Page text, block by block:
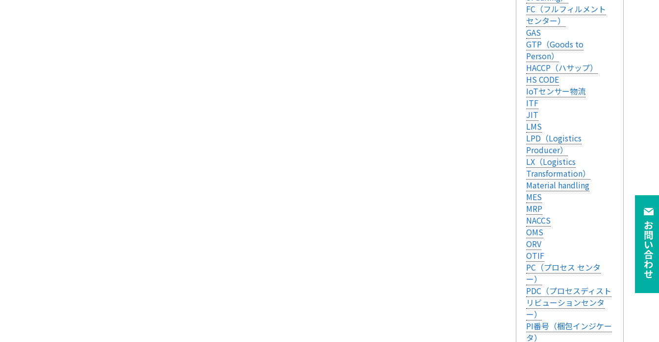
FC（フルフィルメント
センター）
GAS
GTP（Goods to
Person）
HACCP（ハサップ）
HS CODE
IoTセンサー物流
ITF
JIT
LMS
LPD（Logistics
Producer）
LX（Logistics
Transformation）
Material handling
MES
MRP
NACCS
OMS
ORV
OTIF
PC（プロセス センタ
ー）
PDC（プロセスディスト
リビューションセンタ
ー）
PI番号（梱包インジケー
タ）